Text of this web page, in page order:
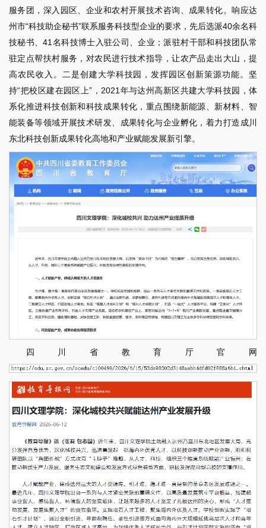
服务团，深入园区、企业和农村开展技术咨询、成果转化。响应达
州市“科技助企秘书”联系服务科技型企业的要求，先后选派40余名科
技秘书、41名科技博士入驻公司、企业；派驻村干部和科技团队常
驻定点帮扶村服务，对农民进行技术指导，让农产品走出大山，提
高农民收入。二是创建大学科技园，发挥园区创新策源功能。坚
持“把校区建在园区上”，2021年与达州高新区共建大学科技园，体
系化推进科技创新和科技成果转化，重点围绕新能源、新材料、智
能装备等领域开展技术研发、成果转化与企业孵化，着力打造成川
东北科技创新成果转化高地和产业赋能发展新引擎。
四川省教育厅官网